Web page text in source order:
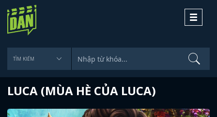
Toggle
LUCA (MÙA HÈ CỦA LUCA)